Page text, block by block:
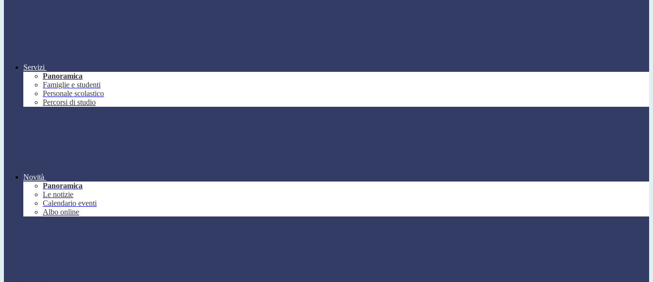
Servizi
Panoramica
Famiglie e studenti
Personale scolastico
Percorsi di studio
Novità
Panoramica
Le notizie
Calendario eventi
Albo online